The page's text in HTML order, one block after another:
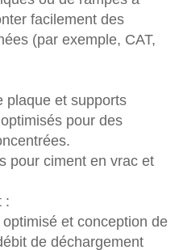
facilement des
(par exemple, CAT,
plaque et supports
pour des
pour ciment en vrac et
:
et conception de
de déchargement